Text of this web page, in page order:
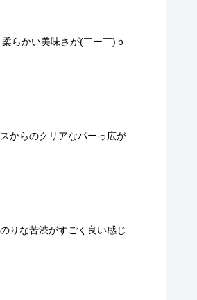
らかい美味さが(￣ー￣)ｂ
からのクリアなパーっ広が